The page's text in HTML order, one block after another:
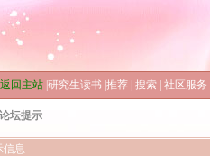
返回主站 研究生读书 推荐 搜索 社区服务
坛提示
信息